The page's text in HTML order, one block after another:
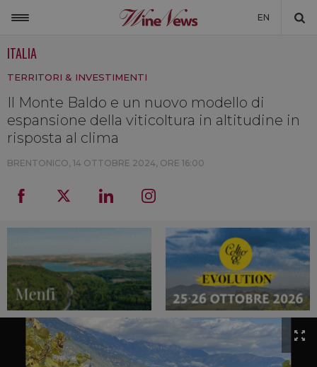
EN
MONDO
NON SOLO VINO
LA CANTINA DI WINENEWS
DICONO DI NOI
ITALIA
TERRITORI & INVESTIMENTI
Il Monte Baldo e un nuovo modello di
espansione della viticoltura in altitudine in
risposta al clima
BRENTONICO, 14 OTTOBRE 2024, ORE 16:00